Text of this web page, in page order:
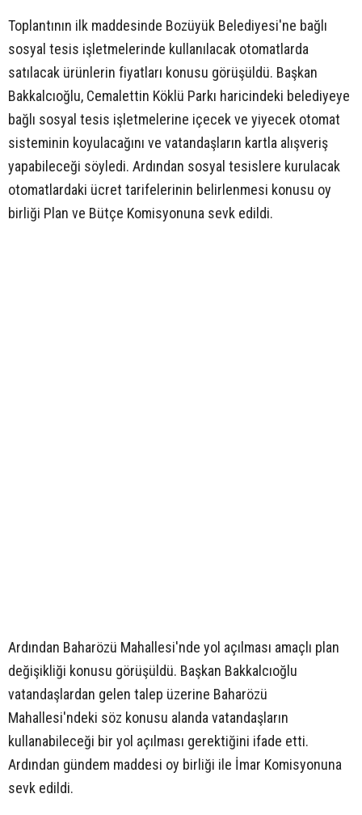
Toplantının ilk maddesinde Bozüyük Belediyesi'ne bağlı
sosyal tesis işletmelerinde kullanılacak otomatlarda
satılacak ürünlerin fiyatları konusu görüşüldü. Başkan
Bakkalcıoğlu, Cemalettin Köklü Parkı haricindeki belediyeye
bağlı sosyal tesis işletmelerine içecek ve yiyecek otomat
sisteminin koyulacağını ve vatandaşların kartla alışveriş
yapabileceği söyledi. Ardından sosyal tesislere kurulacak
otomatlardaki ücret tarifelerinin belirlenmesi konusu oy
birliği Plan ve Bütçe Komisyonuna sevk edildi.
Ardından Baharözü Mahallesi'nde yol açılması amaçlı plan
değişikliği konusu görüşüldü. Başkan Bakkalcıoğlu
vatandaşlardan gelen talep üzerine Baharözü
Mahallesi'ndeki söz konusu alanda vatandaşların
kullanabileceği bir yol açılması gerektiğini ifade etti.
Ardından gündem maddesi oy birliği ile İmar Komisyonuna
sevk edildi.